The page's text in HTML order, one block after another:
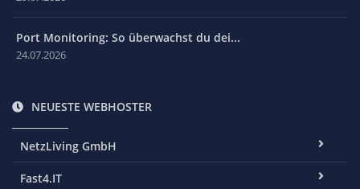
Port Monitoring: So überwachst du dei...
24.07.2026
NEUESTE WEBHOSTER
NetzLiving GmbH
Fast4.IT